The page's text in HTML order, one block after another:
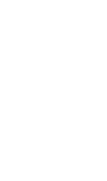
চেঞ্জের দরকার। অবিশ্যি
বাড়ি। চব্বিশ ঘণ্টা